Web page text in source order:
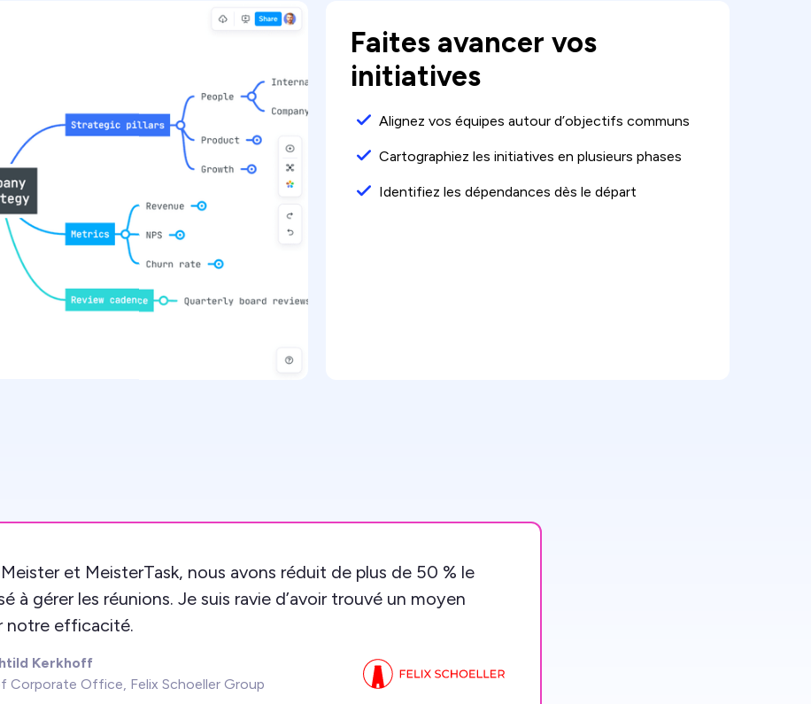
Faites avancer vos
initiatives
Alignez vos équipes autour d’objectifs communs
Cartographiez les initiatives en plusieurs phases
Identifiez les dépendances dès le départ
et MeisterTask, nous avons réduit de plus de 50 % le
à gérer les réunions. Je suis ravie d’avoir trouvé un moyen
notre efficacité.
Kerkhoff
Corporate Office, Felix Schoeller Group